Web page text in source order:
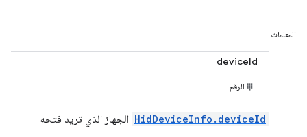
المعلمات
deviceId
الرقم
HidDeviceInfo.deviceId الجهاز الذي تريد فتحه